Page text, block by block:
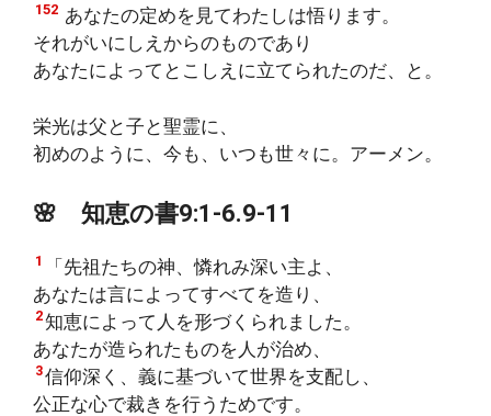
152 あなたの定めを見てわたしは悟ります。
それがいにしえからのものであり
あなたによってとこしえに立てられたのだ、と。
栄光は父と子と聖霊に、
初めのように、今も、いつも世々に。アーメン。
🌸 知恵の書9:1-6.9-11
1
「先祖たちの神、憐れみ深い主よ、
あなたは言によってすべてを造り、
2知恵によって人を形づくられました。
あなたが造られたものを人が治め、
3信仰深く、義に基づいて世界を支配し、
公正な心で裁きを行うためです。